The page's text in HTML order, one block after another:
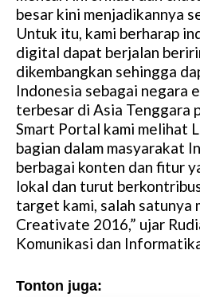
besar kini menjadikannya
Untuk itu, kami berharap
digital dapat berjalan
dikembangkan sehingga
Indonesia sebagai negara
terbesar di Asia Tenggara
Smart Portal kami melihat
bagian dalam masyarakat
berbagai konten dan fitur
lokal dan turut
target kami, salah satunya
Creativate 2016,” ujar
Komunikasi dan
Tonton juga: